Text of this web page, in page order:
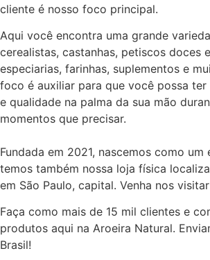
cliente é nosso foco principal.
Aqui você encontra uma grande
cerealistas, castanhas, petiscos doces
especiarias, farinhas, suplementos e
foco é auxiliar para que você possa
e qualidade na palma da sua mão
momentos que precisar.
Fundada em 2021, nascemos como
temos também nossa loja física
em São Paulo, capital. Venha nos
Faça como mais de 15 mil clientes e
produtos aqui na Aroeira Natural.
Brasil!